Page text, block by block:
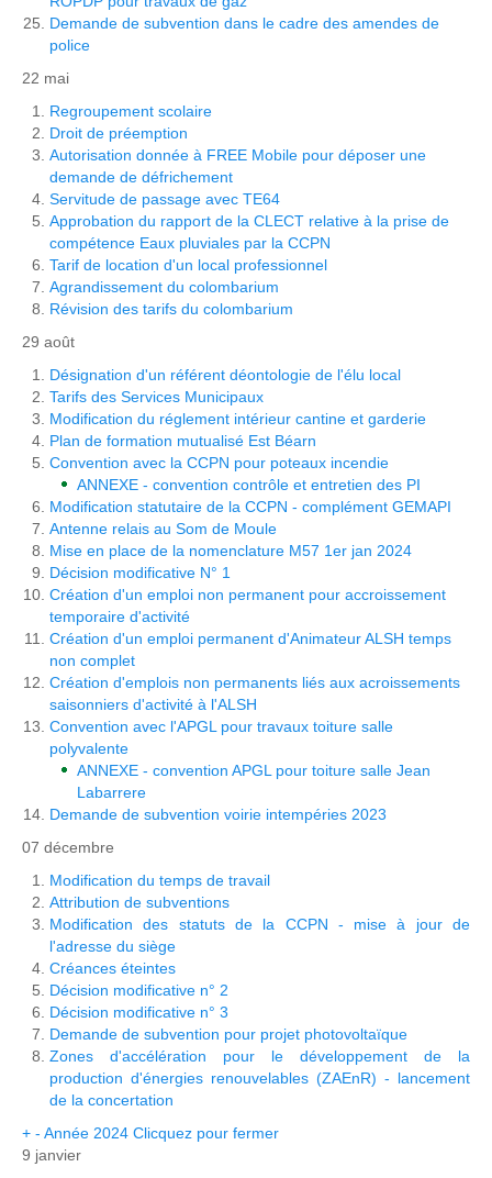
Demande de subvention dans le cadre des amendes de
police
22 mai
Regroupement scolaire
Droit de préemption
Autorisation donnée à FREE Mobile pour déposer une
demande de défrichement
Servitude de passage avec TE64
Approbation du rapport de la CLECT relative à la prise de
compétence Eaux pluviales par la CCPN
Tarif de location d'un local professionnel
Agrandissement du colombarium
Révision des tarifs du colombarium
29 août
Désignation d'un référent déontologie de l'élu local
Tarifs des Services Municipaux
Modification du réglement intérieur cantine et garderie
Plan de formation mutualisé Est Béarn
Convention avec la CCPN pour poteaux incendie
ANNEXE - convention contrôle et entretien des PI
Modification statutaire de la CCPN - complément GEMAPI
Antenne relais au Som de Moule
Mise en place de la nomenclature M57 1er jan 2024
Décision modificative N° 1
Création d'un emploi non permanent pour accroissement
temporaire d'activité
Création d'un emploi permanent d'Animateur ALSH temps
non complet
Création d'emplois non permanents liés aux acroissements
saisonniers d'activité à l'ALSH
Convention avec l'APGL pour travaux toiture salle
polyvalente
ANNEXE - convention APGL pour toiture salle Jean
Labarrere
Demande de subvention voirie intempéries 2023
07 décembre
Modification du temps de travail
Attribution de subventions
Modification des statuts de la CCPN - mise à jour de
l'adresse du siège
Créances éteintes
Décision modificative n° 2
Décision modificative n° 3
Demande de subvention pour projet photovoltaïque
Zones d'accélération pour le développement de la
production d'énergies renouvelables (ZAEnR) - lancement
de la concertation
+ - Année 2024 Clicquez pour fermer
9 janvier